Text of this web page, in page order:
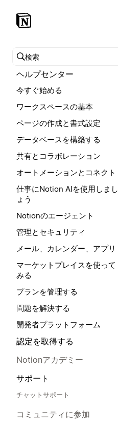
ヘルプセンターを検索
ヘルプセンター
今すぐ始める
ワークスペースの基本
ページの作成と書式設定
データベースを構築する
共有とコラボレーション
オートメーションとコネクト
仕事にNotion AIを使用しまし
ょう
Notionのエージェント
管理とセキュリティ
メール、カレンダー、アプリ
マーケットプレイスを使って
みる
プランを管理する
問題を解決する
開発者プラットフォーム
認定を取得する
Notionアカデミー
サポート
チャットサポート
コミュニティに参加